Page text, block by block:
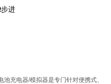
进
池充电器/模拟器是专门针对便携式、